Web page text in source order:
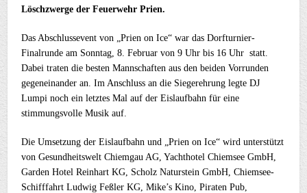
Löschzwerge der Feuerwehr Prien.
Das Abschlussevent von „Prien on Ice“ war das Dorfturnier-
Finalrunde am Sonntag, 8. Februar von 9 Uhr bis 16 Uhr statt.
Dabei traten die besten Mannschaften aus den beiden Vorrunden
gegeneinander an. Im Anschluss an die Siegerehrung legte DJ
Lumpi noch ein letztes Mal auf der Eislaufbahn für eine
stimmungsvolle Musik auf.
Die Umsetzung der Eislaufbahn und „Prien on Ice“ wird unterstützt
von Gesundheitswelt Chiemgau AG, Yachthotel Chiemsee GmbH,
Garden Hotel Reinhart KG, Scholz Naturstein GmbH, Chiemsee-
Schifffahrt Ludwig Feßler KG, Mike’s Kino, Piraten Pub,